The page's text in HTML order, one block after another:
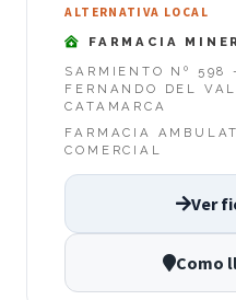
ALTERNATIVA LOCAL
FARMACIA
SARMIENTO Nº
FERNANDO DEL
CATAMARCA
FARMACIA
COMERCIAL
Ver
Como